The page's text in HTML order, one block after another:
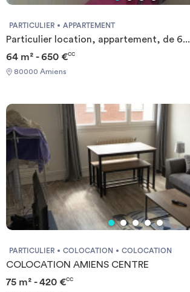
PARTICULIER APPARTEMENT
Particulier location, appartement, de 6...
64 m² - 650 €CC
80000 Amiens
PARTICULIER COLOCATION COLOCATION
COLOCATION AMIENS CENTRE
75 m² - 420 €CC